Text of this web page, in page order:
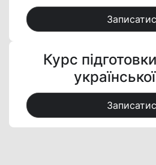
Курс